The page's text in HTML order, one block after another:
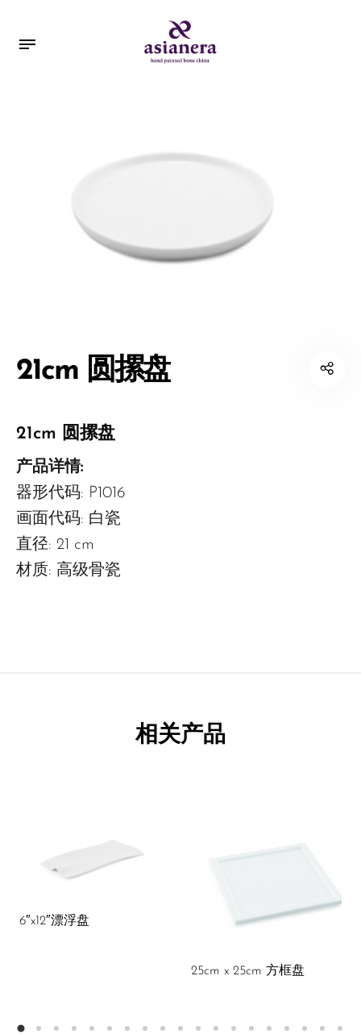
21cm 圆摞盘
21cm 圆摞盘
产品详情:
器形代码: P1016
画面代码: 白瓷
直径: 21 cm
材质: 高级骨瓷
相关产品
6″x12″漂浮盘
25cm x 25cm 方框盘